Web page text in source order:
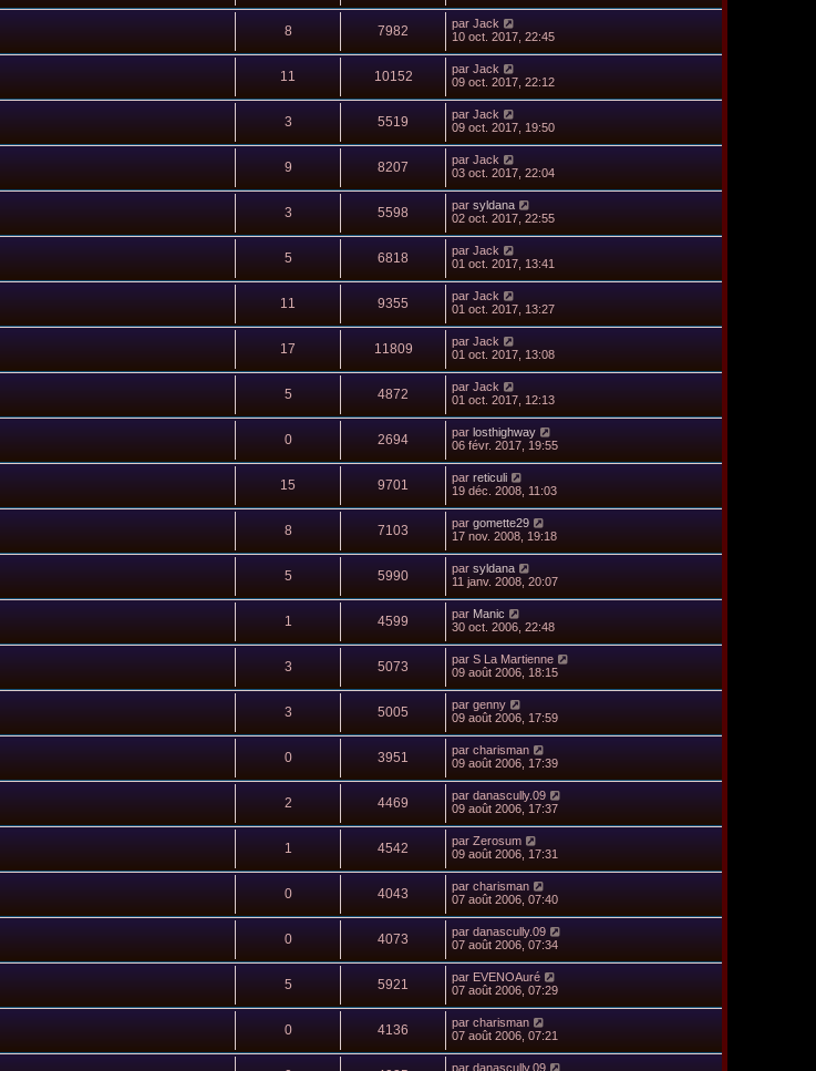
8 7982 par Jack
10 oct. 2017, 22:45
11 10152 par Jack
09 oct. 2017, 22:12
3 5519 par Jack
09 oct. 2017, 19:50
9 8207 par Jack
03 oct. 2017, 22:04
3 5598 par syldana
02 oct. 2017, 22:55
5 6818 par Jack
01 oct. 2017, 13:41
11 9355 par Jack
01 oct. 2017, 13:27
17 11809 par Jack
01 oct. 2017, 13:08
5 4872 par Jack
01 oct. 2017, 12:13
0 2694 par losthighway
06 févr. 2017, 19:55
15 9701 par reticuli
19 déc. 2008, 11:03
8 7103 par gomette29
17 nov. 2008, 19:18
5 5990 par syldana
11 janv. 2008, 20:07
1 4599 par Manic
30 oct. 2006, 22:48
3 5073 par S La Martienne
09 août 2006, 18:15
3 5005 par genny
09 août 2006, 17:59
0 3951 par charisman
09 août 2006, 17:39
2 4469 par danascully.09
09 août 2006, 17:37
1 4542 par Zerosum
09 août 2006, 17:31
0 4043 par charisman
07 août 2006, 07:40
0 4073 par danascully.09
07 août 2006, 07:34
5 5921 par EVENOAuré
07 août 2006, 07:29
0 4136 par charisman
07 août 2006, 07:21
par danascully.09